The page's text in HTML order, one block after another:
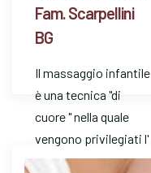
Fam. Scarpellini
BG
Il massaggio infantile
è una tecnica "di
cuore " nella quale
vengono privilegiati l'
ascolto e l'